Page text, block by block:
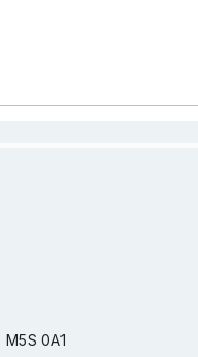
0A1